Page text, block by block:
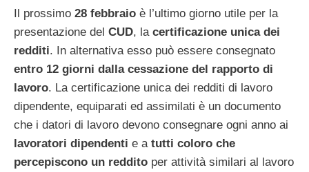
Il prossimo 28 febbraio è l’ultimo giorno utile per la
presentazione del CUD, la certificazione unica dei
redditi. In alternativa esso può essere consegnato
entro 12 giorni dalla cessazione del rapporto di
lavoro. La certificazione unica dei redditi di lavoro
dipendente, equiparati ed assimilati è un documento
che i datori di lavoro devono consegnare ogni anno ai
lavoratori dipendenti e a tutti coloro che
percepiscono un reddito per attività similari al lavoro